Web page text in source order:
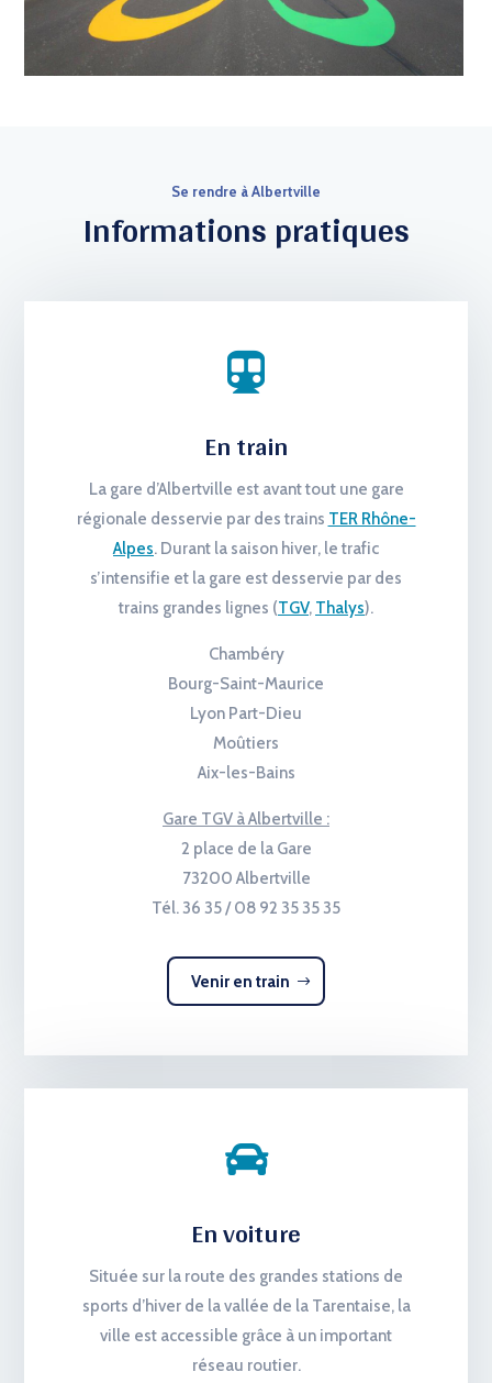
Se rendre à Albertville
Informations pratiques

En train
La gare d’Albertville est avant tout une gare
régionale desservie par des trains TER Rhône-
Alpes. Durant la saison hiver, le trafic
s’intensifie et la gare est desservie par des
trains grandes lignes (TGV, Thalys).
Chambéry
Bourg-Saint-Maurice
Lyon Part-Dieu
Moûtiers
Aix-les-Bains
Gare TGV à Albertville :
2 place de la Gare
73200 Albertville
Tél. 36 35 / 08 92 35 35 35
Venir en train

En voiture
Située sur la route des grandes stations de
sports d’hiver de la vallée de la Tarentaise, la
ville est accessible grâce à un important
réseau routier.